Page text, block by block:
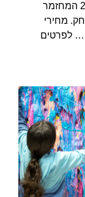
סיור בעקבות המחזמר המילטון – בשנת 2015 המחזמר
מחירי
לפרטים